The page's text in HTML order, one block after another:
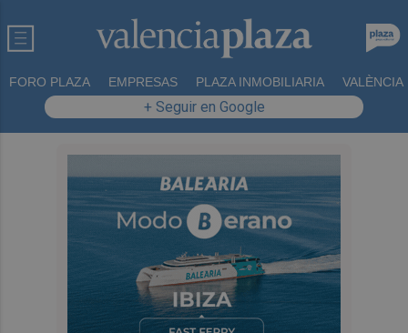
FORO PLAZA EMPRESAS PLAZA INMOBILIARIA VALÈNCIA
+ Seguir en Google